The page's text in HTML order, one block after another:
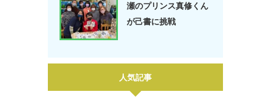
瀬のプリンス真修くん
が己書に挑戦
人気記事